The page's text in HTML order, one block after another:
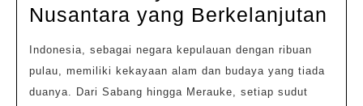
2025
Nusantara yang Berkelanjutan
Indonesia, sebagai negara kepulauan dengan ribuan
pulau, memiliki kekayaan alam dan budaya yang tiada
duanya. Dari Sabang hingga Merauke, setiap sudut